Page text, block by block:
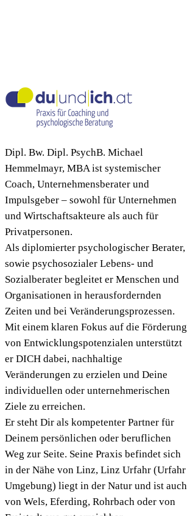
Dipl. Bw. Dipl. PsychB. Michael
Hemmelmayr, MBA ist systemischer
Coach, Unternehmensberater und
Impulsgeber – sowohl für Unternehmen
und Wirtschaftsakteure als auch für
Privatpersonen.
Als diplomierter psychologischer Berater,
sowie psychosozialer Lebens- und
Sozialberater begleitet er Menschen und
Organisationen in herausfordernden
Zeiten und bei Veränderungsprozessen.
Mit einem klaren Fokus auf die Förderung
von Entwicklungspotenzialen unterstützt
er DICH dabei, nachhaltige
Veränderungen zu erzielen und Deine
individuellen oder unternehmerischen
Ziele zu erreichen.
Er steht Dir als kompetenter Partner für
Deinem persönlichen oder beruflichen
Weg zur Seite. Seine Praxis befindet sich
in der Nähe von Linz, Linz Urfahr (Urfahr
Umgebung) liegt in der Natur und ist auch
von Wels, Eferding, Rohrbach oder von